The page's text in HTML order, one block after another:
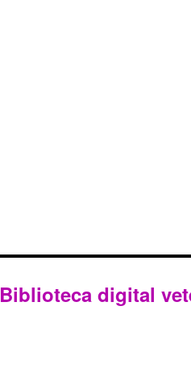
Biblioteca digital